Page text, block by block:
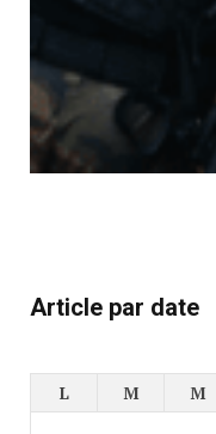
Article par date
L
M M